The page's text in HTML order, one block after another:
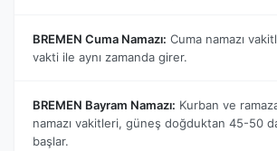
BREMEN Cuma Namazı: Cuma namazı
vakti ile aynı zamanda girer.
BREMEN Bayram Namazı: Kurban ve
namazı vakitleri, güneş doğduktan 45-50
başlar.